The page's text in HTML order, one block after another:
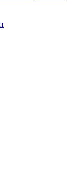
нейтральные